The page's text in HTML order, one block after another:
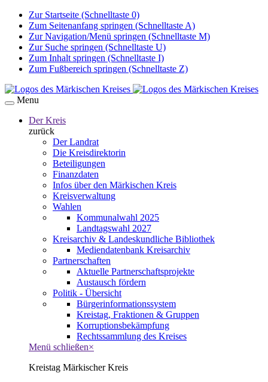
Zur Startseite (Schnelltaste 0)
Zum Seitenanfang springen (Schnelltaste A)
Zur Navigation/Menü springen (Schnelltaste M)
Zur Suche springen (Schnelltaste U)
Zum Inhalt springen (Schnelltaste I)
Zum Fußbereich springen (Schnelltaste Z)
Menu
Der Kreis
zurück
Der Landrat
Die Kreisdirektorin
Beteiligungen
Finanzdaten
Infos über den Märkischen Kreis
Kreisverwaltung
Wahlen
Kommunalwahl 2025
Landtagswahl 2027
Kreisarchiv & Landeskundliche Bibliothek
Mediendatenbank Kreisarchiv
Partnerschaften
Aktuelle Partnerschaftsprojekte
Austausch fördern
Politik - Übersicht
Bürgerinformationssystem
Kreistag, Fraktionen & Gruppen
Korruptionsbekämpfung
Rechtssammlung des Kreises
Menü schließen×
Kreistag Märkischer Kreis